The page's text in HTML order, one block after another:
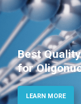
Best
for
LEARN MORE